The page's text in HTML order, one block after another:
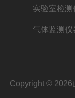
实验室检测
气体监测仪
Copyright ©